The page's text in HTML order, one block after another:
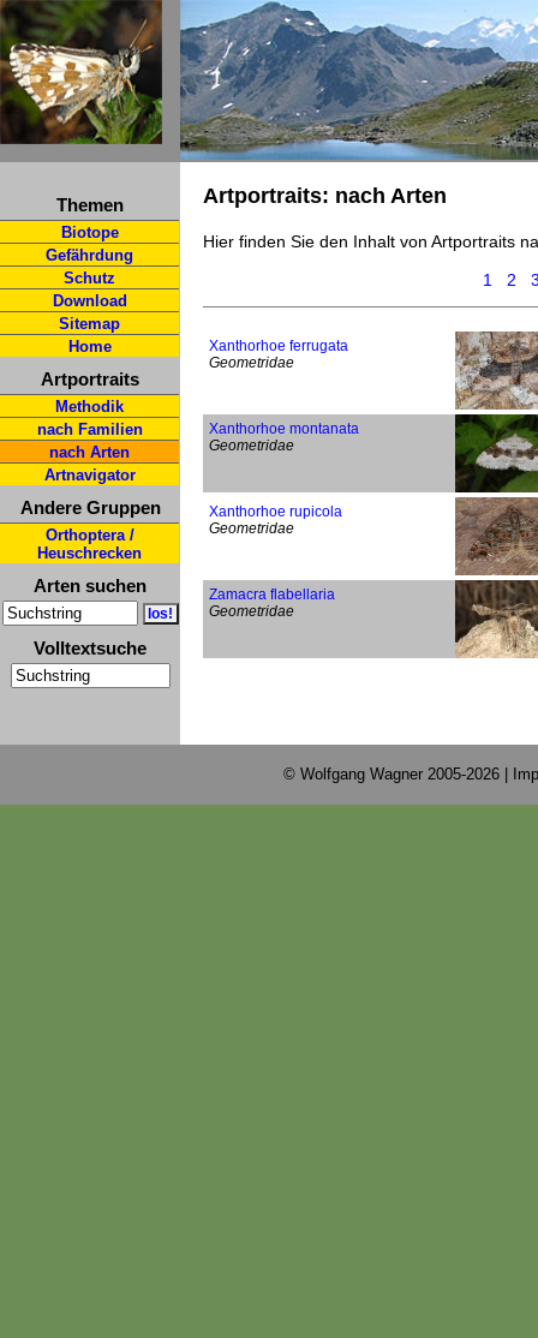
Themen
Biotope
Gefährdung
Schutz
Download
Sitemap
Home
Artportraits
Methodik
nach Familien
nach Arten
Artnavigator
Andere Gruppen
Orthoptera /
Heuschrecken
Arten suchen
Volltextsuche
Artportraits: nach Arten
Hier finden Sie den Inhalt von Artportraits
1
2
Xanthorhoe ferrugata
Geometridae
Xanthorhoe montanata
Geometridae
Xanthorhoe rupicola
Geometridae
Zamacra flabellaria
Geometridae
© Wolfgang Wagner 2005-2026 |